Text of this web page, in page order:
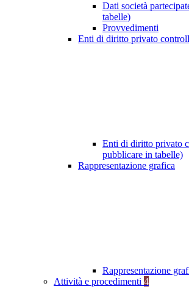
Dati società
tabelle)
Provvedimenti
Enti di diritto privato
Enti di diritto privato
pubblicare in tabelle)
Rappresentazione grafica
Rappresentazione
Attività e procedimenti 4